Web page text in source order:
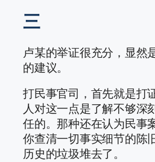
三
卢某的举证很充分，显然
的建议。
打民事官司，首先就是打
人对这一点是了解不够深
任的。那种还在认为民事
你查清一切事实细节的陈
历史的垃圾堆去了。